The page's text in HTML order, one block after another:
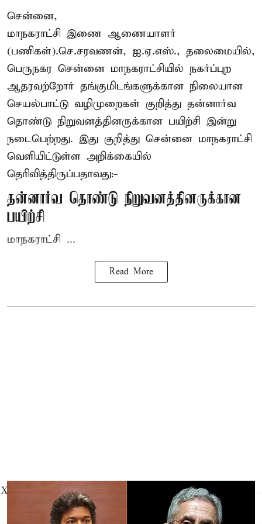
சென்னை,
மாநகராட்சி இணை ஆணையாளர்
(பணிகள்).செ.சரவணன், ஐ.ஏ.எஸ்., தலைமையில்,
பெருநகர சென்னை மாநகராட்சியில் நகர்ப்புற
ஆதரவற்றோர் தங்குமிடங்களுக்கான நிலையான
செயல்பாட்டு வழிமுறைகள் குறித்து தன்னார்வ
தொண்டு நிறுவனத்தினருக்கான பயிற்சி இன்று
நடைபெற்றது. இது குறித்து சென்னை மாநகராட்சி
வெளியிட்டுள்ள அறிக்கையில்
தெரிவித்திருப்பதாவது:-
தன்னார்வ தொண்டு நிறுவனத்தினருக்கான
பயிற்சி
மாநகராட்சி ...
Read More
X